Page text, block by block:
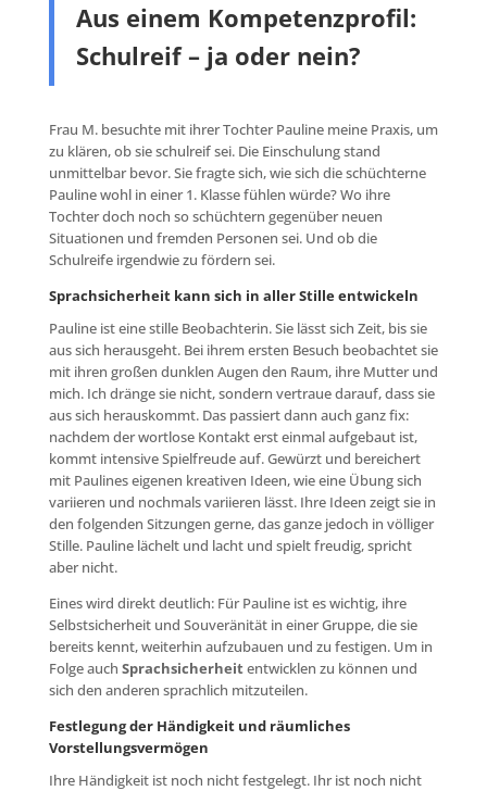
Aus einem Kompetenzprofil:
Schulreif – ja oder nein?
Frau M. besuchte mit ihrer Tochter Pauline meine Praxis, um
zu klären, ob sie schulreif sei. Die Einschulung stand
unmittelbar bevor. Sie fragte sich, wie sich die schüchterne
Pauline wohl in einer 1. Klasse fühlen würde? Wo ihre
Tochter doch noch so schüchtern gegenüber neuen
Situationen und fremden Personen sei. Und ob die
Schulreife irgendwie zu fördern sei.
Sprachsicherheit kann sich in aller Stille entwickeln
Pauline ist eine stille Beobachterin. Sie lässt sich Zeit, bis sie
aus sich herausgeht. Bei ihrem ersten Besuch beobachtet sie
mit ihren großen dunklen Augen den Raum, ihre Mutter und
mich. Ich dränge sie nicht, sondern vertraue darauf, dass sie
aus sich herauskommt. Das passiert dann auch ganz fix:
nachdem der wortlose Kontakt erst einmal aufgebaut ist,
kommt intensive Spielfreude auf. Gewürzt und bereichert
mit Paulines eigenen kreativen Ideen, wie eine Übung sich
variieren und nochmals variieren lässt. Ihre Ideen zeigt sie in
den folgenden Sitzungen gerne, das ganze jedoch in völliger
Stille. Pauline lächelt und lacht und spielt freudig, spricht
aber nicht.
Eines wird direkt deutlich: Für Pauline ist es wichtig, ihre
Selbstsicherheit und Souveränität in einer Gruppe, die sie
bereits kennt, weiterhin aufzubauen und zu festigen. Um in
Folge auch Sprachsicherheitentwicklen zu können und
sich den anderen sprachlich mitzuteilen.
Festlegung der Händigkeit und räumliches
Vorstellungsvermögen
Ihre Händigkeit ist noch nicht festgelegt. Ihr ist noch nicht